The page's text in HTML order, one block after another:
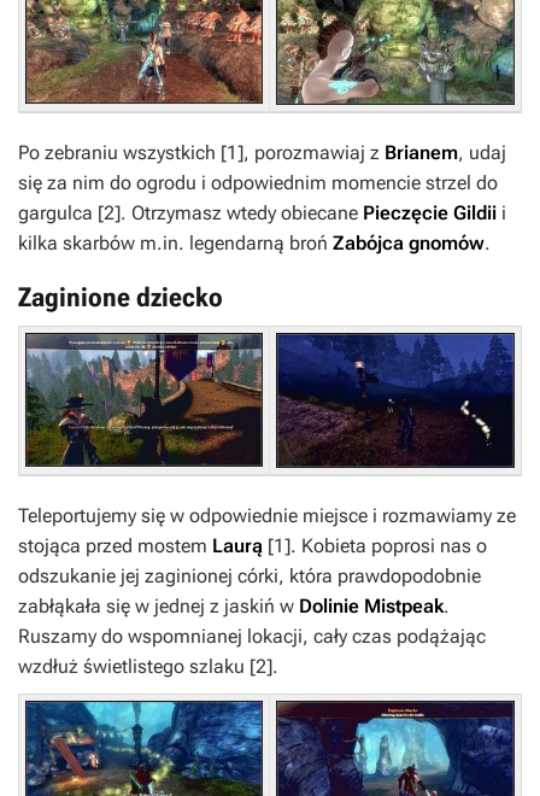
Po zebraniu wszystkich [1], porozmawiaj z Brianem, udaj
się za nim do ogrodu i odpowiednim momencie strzel do
gargulca [2]. Otrzymasz wtedy obiecane Pieczęcie Gildii i
kilka skarbów m.in. legendarną broń Zabójca gnomów.
Zaginione dziecko
Teleportujemy się w odpowiednie miejsce i rozmawiamy ze
stojąca przed mostem Laurą [1]. Kobieta poprosi nas o
odszukanie jej zaginionej córki, która prawdopodobnie
zabłąkała się w jednej z jaskiń w Dolinie Mistpeak.
Ruszamy do wspomnianej lokacji, cały czas podążając
wzdłuż świetlistego szlaku [2].